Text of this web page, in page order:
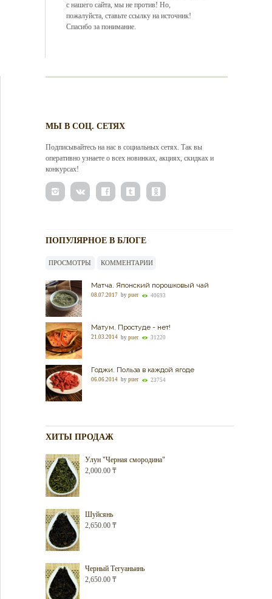
с нашего сайта, мы не против! Но,
пожалуйста, ставьте ссылку на источник!
Спасибо за понимание.
МЫ В СОЦ. СЕТЯХ
Подписывайтесь на нас в социальных сетях. Так вы
оперативно узнаете о всех новинках, акциях, скидках и
конкурсах!
ПОПУЛЯРНОЕ В БЛОГЕ
ПРОСМОТРЫ КОММЕНТАРИИ
Матча. Японский порошковый чай
08.07.2017 by puer 40693
Матум. Простуде - нет!
21.03.2014 by puer 31220
Годжи. Польза в каждой ягоде
06.06.2014 by puer 23754
ХИТЫ ПРОДАЖ
Улун "Черная смородина"
2,000.00 ₸
Шуйсянь
2,650.00 ₸
Черный Тегуаньинь
2,650.00 ₸